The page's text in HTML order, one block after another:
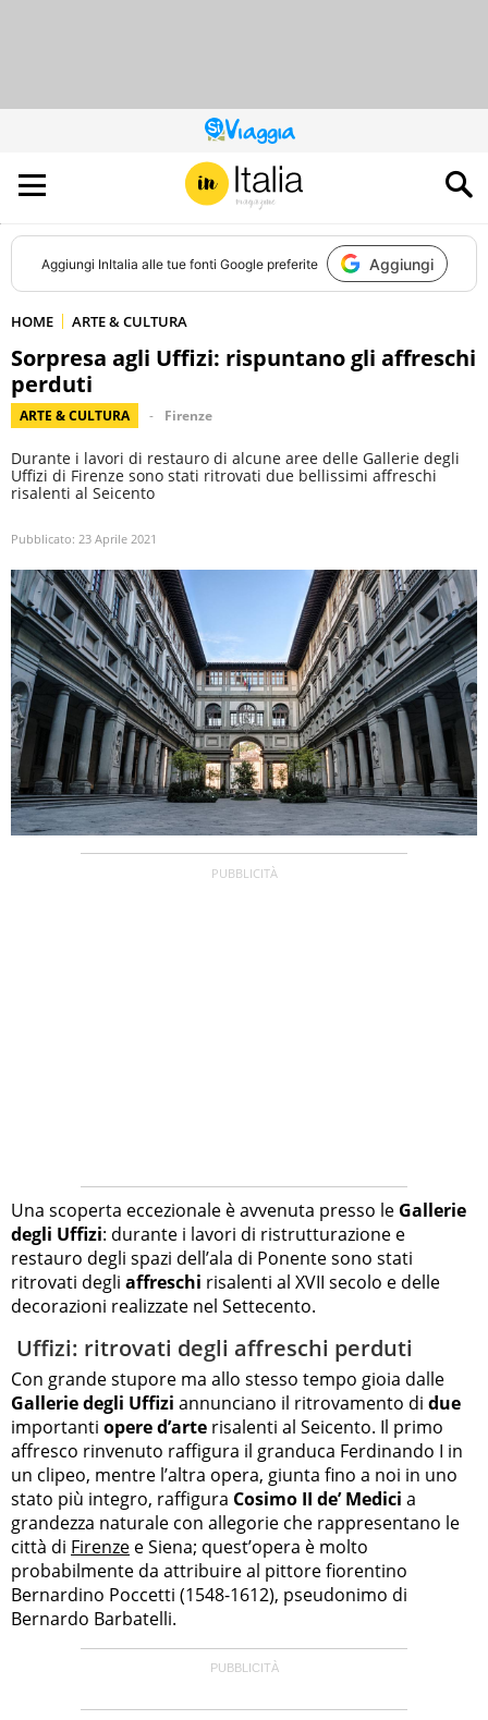
QUESTO
SITO
CONTRIBUISCE
ALL’AUDIENCE
DI
Aggiungi InItalia alle tue fonti Google preferite Aggiungi
HOME ARTE & CULTURA
Sorpresa agli Uffizi: rispuntano gli affreschi
perduti
ARTE & CULTURA Firenze
Durante i lavori di restauro di alcune aree delle Gallerie degli
Uffizi di Firenze sono stati ritrovati due bellissimi affreschi
risalenti al Seicento
Pubblicato: 23 Aprile 2021
Una scoperta eccezionale è avvenuta presso le Gallerie
degli Uffizi: durante i lavori di ristrutturazione e
restauro degli spazi dell’ala di Ponente sono stati
ritrovati degli affreschi risalenti al XVII secolo e delle
decorazioni realizzate nel Settecento.
Uffizi: ritrovati degli affreschi perduti
Con grande stupore ma allo stesso tempo gioia dalle
Gallerie degli Uffizi annunciano il ritrovamento di due
importanti opere d’arte risalenti al Seicento. Il primo
affresco rinvenuto raffigura il granduca Ferdinando I in
un clipeo, mentre l’altra opera, giunta fino a noi in uno
stato più integro, raffigura Cosimo II de’ Medici a
grandezza naturale con allegorie che rappresentano le
città di Firenze e Siena; quest’opera è molto
probabilmente da attribuire al pittore fiorentino
Bernardino Poccetti (1548-1612), pseudonimo di
Bernardo Barbatelli.